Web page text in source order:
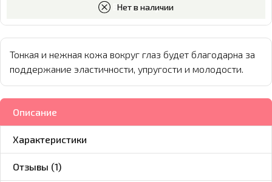
Нет в наличии
В корзину
Тонкая и нежная кожа вокруг глаз будет благодарна за
поддержание эластичности, упругости и молодости.
Описание
Характеристики
Отзывы (1)